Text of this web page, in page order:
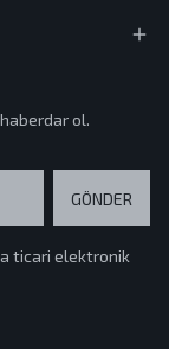
ol.
GÖNDER
ticari elektronik